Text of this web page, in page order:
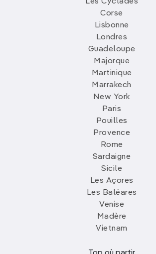
Corse
Lisbonne
Londres
Guadeloupe
Majorque
Martinique
Marrakech
New York
Paris
Pouilles
Provence
Rome
Sardaigne
Sicile
Les Açores
Les Baléares
Venise
Madère
Vietnam